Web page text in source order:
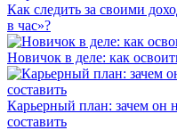
Как следить за своими
в час»?
Новичок в деле: как
Карьерный план: зачем он
составить